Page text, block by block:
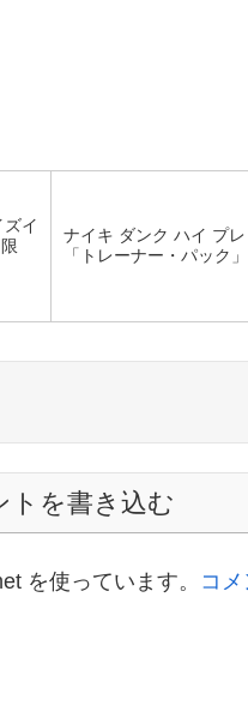
イ
ナイキ ダンク ハイ プ
「トレーナー・パック」
トを書き込む
を使っています。 コ